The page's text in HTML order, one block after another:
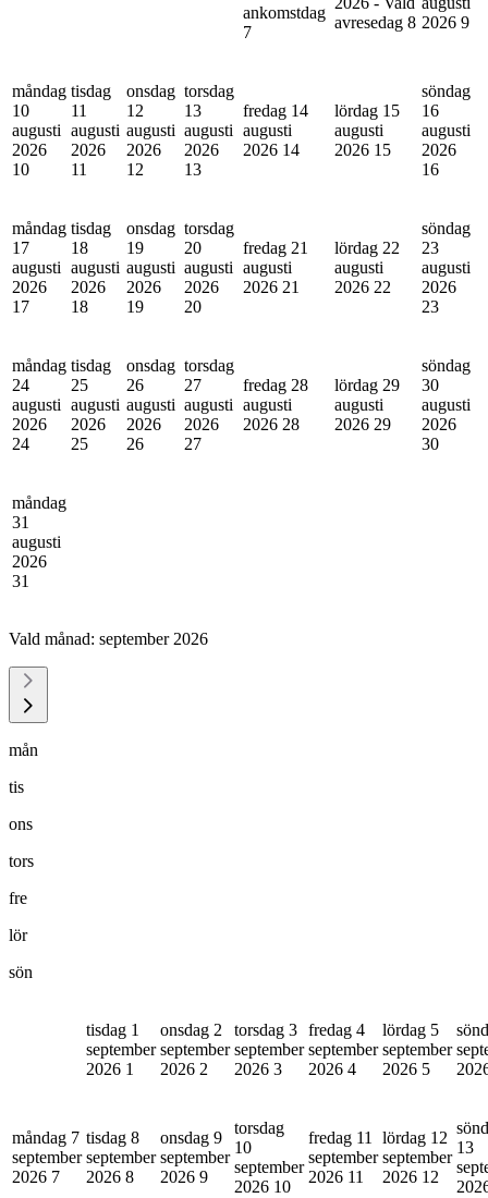
ankomstdag
7
avresedag 8 2026 9
måndag
10
augusti
2026
10
tisdag
11
augusti
2026
11
onsdag
12
augusti
2026
12
torsdag
13
augusti
2026
13
fredag 14
augusti
2026 14
lördag 15
augusti
2026 15
söndag
16
augusti
2026
16
måndag
17
augusti
2026
17
tisdag
18
augusti
2026
18
onsdag
19
augusti
2026
19
torsdag
20
augusti
2026
20
fredag 21
augusti
2026 21
lördag 22
augusti
2026 22
söndag
23
augusti
2026
23
måndag
24
augusti
2026
24
tisdag
25
augusti
2026
25
onsdag
26
augusti
2026
26
torsdag
27
augusti
2026
27
fredag 28
augusti
2026 28
lördag 29
augusti
2026 29
söndag
30
augusti
2026
30
måndag
31
augusti
2026
31
Vald månad: september 2026
mån
tis
ons
tors
fre
lör
sön
tisdag 1
september
2026 1
onsdag 2
september
2026 2
torsdag 3
september
2026 3
fredag 4
september
2026 4
lördag 5
september
2026 5
måndag 7
september
2026 7
tisdag 8
september
2026 8
onsdag 9
september
2026 9
torsdag
10
september
2026 10
fredag 11
september
2026 11
lördag 12
september
2026 12
13